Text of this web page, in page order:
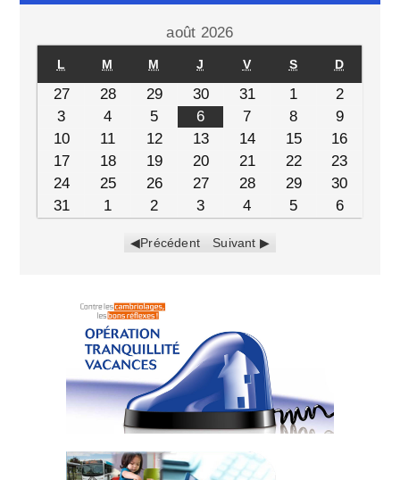
août 2026
L M M J V S D
27 28 29 30 31 1
2
3
4 5 6 7 8
9
10
11 12 13 14 15
16
17
18 19 20 21 22
23
24
25 26 27 28 29
30
31
1 2 3 4 5 6
Précédent Suivant